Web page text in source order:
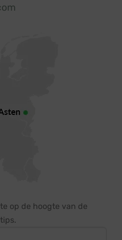
op de hoogte van de